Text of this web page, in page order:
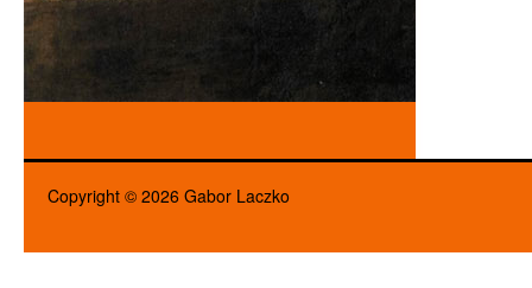
Copyright © 2026 Gabor Laczko